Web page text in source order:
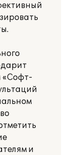
«Софт-
и